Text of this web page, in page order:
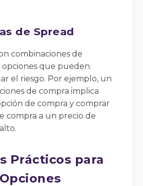
de Spread
combinaciones de
opciones que pueden
el riesgo. Por ejemplo, un
de compra implica
de compra y comprar
compra a un precio de
Prácticos para